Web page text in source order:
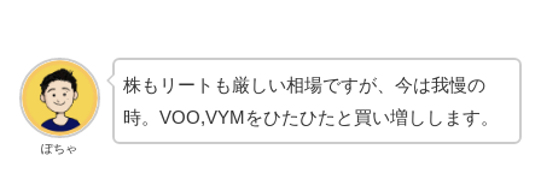
ぽちゃ
株もリートも厳しい相場ですが、今は我慢の
時。VOO,VYMをひたひたと買い増しします。